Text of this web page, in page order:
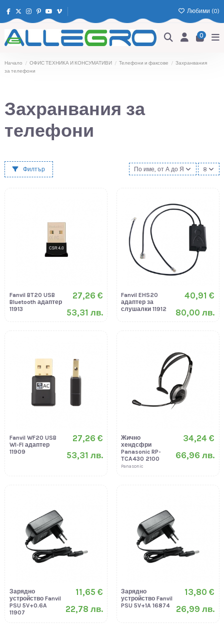
Любими (0)
0
Начало ОФИС ТЕХНИКА И КОНСУМАТИВИ Телефони и факсове
Захранвания
за телефони
Захранвания за
телефони
Филтър По име, от А до Я 8
Fanvil BT20 USB
Bluetooth адаптер
11913
27,26 €
53,31 лв.
Fanvil EHS20
адаптер за
слушалки 11912
40,91 €
80,00 лв.
Fanvil WF20 USB
WI-FI адаптер
11909
27,26 €
53,31 лв.
Жично
хендсфри
Panasonic RP-
TCA430 2100
Panasonic
34,24 €
66,96 лв.
Зарядно
устройство Fanvil
PSU 5V+0.6A
11907
11,65 €
22,78 лв.
Зарядно
устройство Fanvil
PSU 5V+1A 16874
13,80 €
26,99 лв.